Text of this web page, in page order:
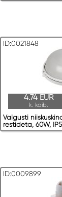
ID:0021848
4.74 EUR
k. käib.
Valgusti
restideta, 60W,
ID:0009899